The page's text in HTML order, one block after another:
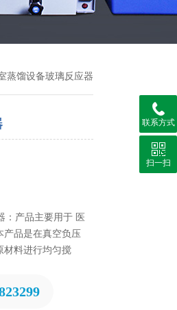
蒸馏设备玻璃反应器
：产品主要用于 医
产品是在真空负压
材料进行均匀搅
高硼硅玻璃和聚
制品的反应，不
联系方式
扫一扫